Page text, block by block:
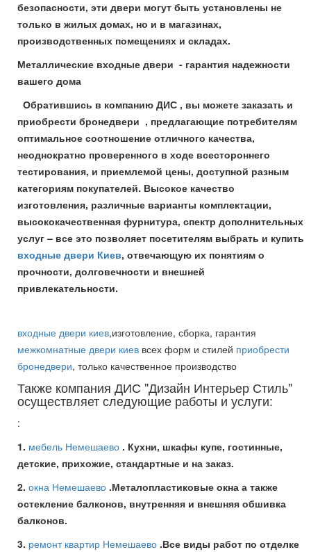
безопасности, эти двери могут быть установлены не
только в жилых домах, но и в магазинах,
производственных помещениях и складах.
Металлические входные двери - гарантия надежности
вашего дома
Обратившись в компанию ДИС , вы можете заказать и
приобрести бронедвери , предлагающие потребителям
оптимальное соотношение отличного качества,
неоднократно проверенного в ходе всестороннего
тестирования, и приемлемой цены, доступной разным
категориям покупателей. Высокое качество
изготовления, различные варианты комплектации,
высококачественная фурнитура, спектр дополнительных
услуг – все это позволяет посетителям выбрать и купить
входные двери Киев, отвечающую их понятиям о
прочности, долговечности и внешней
привлекательности.
входные двери киев,изготовление, сборка, гарантия
межкомнатные двери киев всех форм и стилей приобрести
бронедвери, только качественное производство
Также компания ДИС "Дизайн Интерьер Стиль"
осуществляет следующие работы и услуги:
:
1. мебель Немешаево . Кухни, шкафы купе, гостинные,
детские, прихожие, стандартные и на заказ.
2. окна Немешаево .Металопластиковые окна а также
остекление балконов, внутренняя и внешняя обшивка
балконов.
3. ремонт квартир Немешаево .Все виды работ по отделке